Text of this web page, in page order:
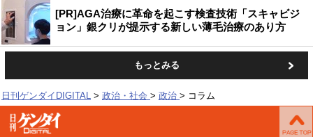
[PR]AGA治療に革命を起こす検査技術「スキャビジ
ョン」銀クリが提示する新しい薄毛治療のあり方
もっとみる
日刊ゲンダイDIGITAL 政治・社会 政治 コラム